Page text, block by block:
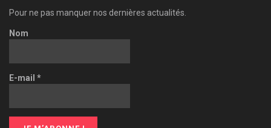
Pour ne pas manquer nos dernières actualités.
Nom
E-mail *